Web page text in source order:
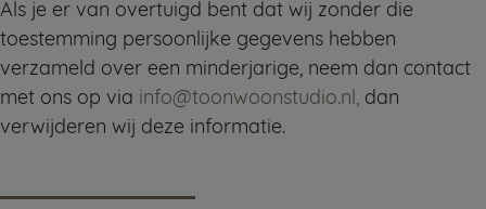
Als je er van overtuigd bent dat wij zonder die
toestemming persoonlijke gegevens hebben
verzameld over een minderjarige, neem dan contact
met ons op via info@toonwoonstudio.nl, dan
verwijderen wij deze informatie.